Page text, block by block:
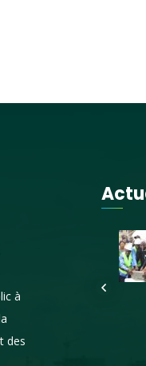
à
des
de
l’AGETIPE
2025